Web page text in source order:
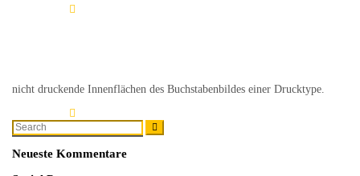
nicht druckende Innenflächen des Buchstabenbildes einer Drucktype.
Search
for:
Neueste Kommentare